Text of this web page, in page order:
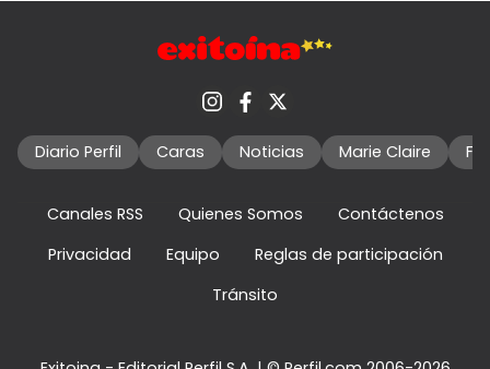
Diario Perfil Caras Noticias Marie Claire
Canales RSS Quienes Somos
Contáctenos
Privacidad
Equipo
Reglas de participación
Tránsito